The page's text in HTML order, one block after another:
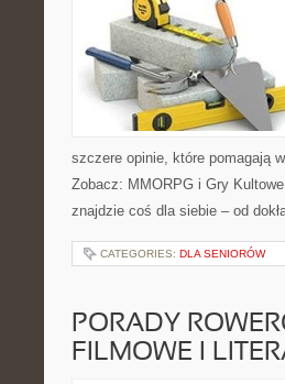
szczere opinie, które pomagają
Zobacz: MMORPG i Gry
znajdzie coś dla siebie – od
CATEGORIES: DLA SENIORÓW
PORADY
FILMOWE I